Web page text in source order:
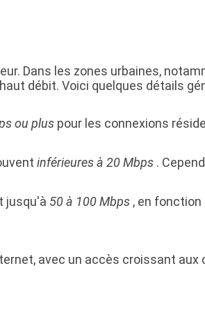
Dans les zones urbaines,
débit. Voici quelques détails
ou plus pour les connexions
inférieures à 20 Mbps .
jusqu'à 50 à 100 Mbps , en
avec un accès croissant aux